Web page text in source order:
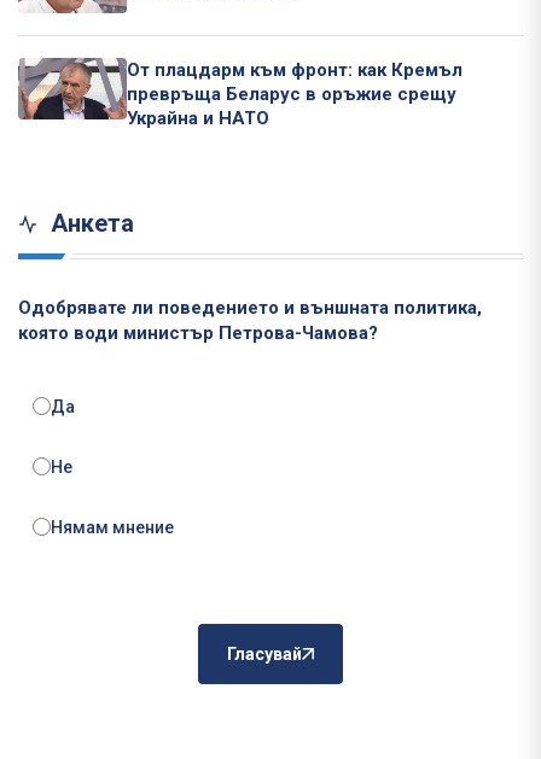
От плацдарм към фронт: как Кремъл
превръща Беларус в оръжие срещу
Украйна и НАТО
Анкета
Одобрявате ли поведението и външната политика,
която води министър Петрова-Чамова?
Да
Не
Нямам мнение
Гласувай